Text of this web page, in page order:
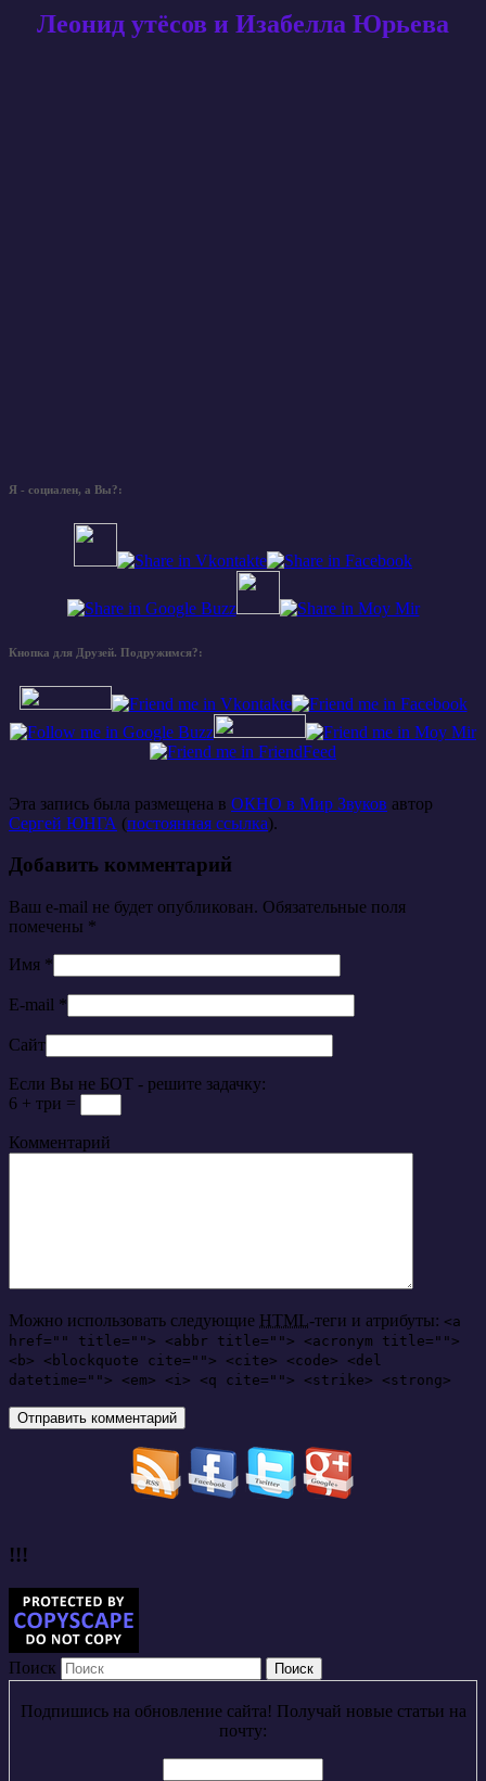
Леонид утёсов и Изабелла Юрьева
Я - социален, а Вы?:
Кнопка для Друзей. Подружимся?:
Эта запись была размещена в ОКНО в Мир Звуков автор
Сергей ЮНГА (постоянная ссылка).
Добавить комментарий
Ваш e-mail не будет опубликован. Обязательные поля
помечены *
Имя *
E-mail *
Сайт
Если Вы не БОТ - решите задачку:
6 + три =
Комментарий
Можно использовать следующие HTML-теги и атрибуты: <a
href="" title=""> <abbr title=""> <acronym title="">
<b> <blockquote cite=""> <cite> <code> <del
datetime=""> <em> <i> <q cite=""> <strike> <strong>
!!!
Поиск
Подпишись на обновление сайта! Получай новые статьи на
почту: